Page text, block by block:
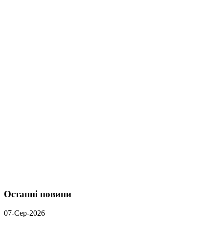
Останні новини
07-Сер-2026